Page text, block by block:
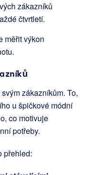
zákazníků
čtvrtletí.
měřit výkon
zákazníkům. To,
u špičkové módní
co motivuje
potřeby.
přehled: